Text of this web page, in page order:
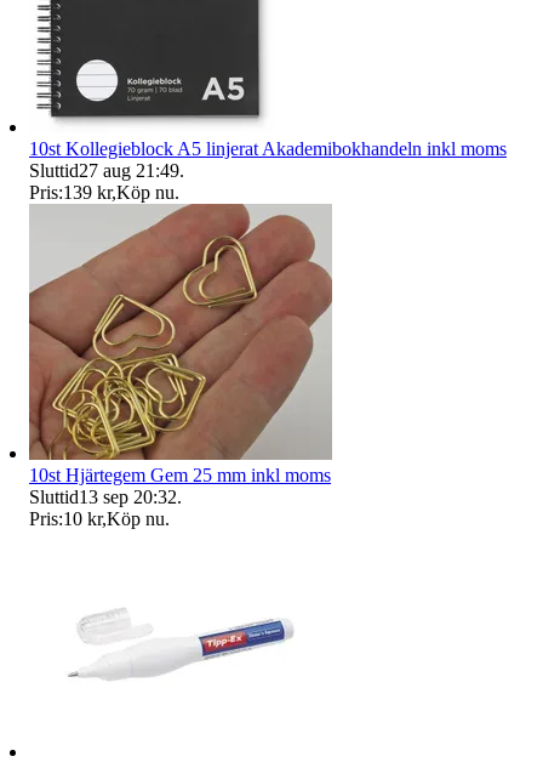
10st Kollegieblock A5 linjerat Akademibokhandeln inkl moms
Sluttid27 aug 21:49.
Pris:139 kr,Köp nu.
10st Hjärtegem Gem 25 mm inkl moms
Sluttid13 sep 20:32.
Pris:10 kr,Köp nu.